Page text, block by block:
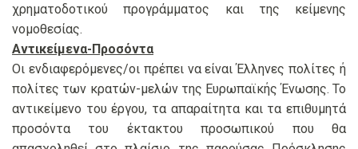
χρηματοδοτικού προγράμματος και της κείμενης
νομοθεσίας.
Αντικείμενα-Προσόντα
Οι ενδιαφερόμενες/οι πρέπει να είναι Έλληνες πολίτες ή
πολίτες των κρατών-μελών της Ευρωπαϊκής Ένωσης. Το
αντικείμενο του έργου, τα απαραίτητα και τα επιθυμητά
προσόντα του έκτακτου προσωπικού που θα